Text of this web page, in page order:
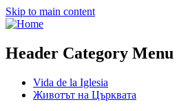
Skip to main content
Header Category Menu
Vida de la Iglesia
Животът на Църквата